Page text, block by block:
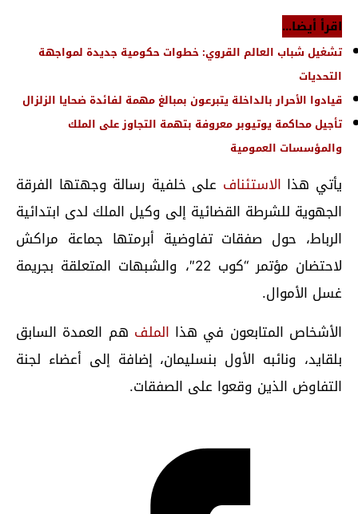
اقرأ أيضا...
تشغيل شباب العالم القروي: خطوات حكومية جديدة لمواجهة
التحديات
قيادوا الأحرار بالداخلة يتبرعون بمبالغ مهمة لفائدة ضحايا الزلزال
تأجيل محاكمة يوتيوبر معروفة بتهمة التجاوز على الملك
والمؤسسات العمومية
يأتي هذا الاستئناف على خلفية رسالة وجهتها الفرقة
الجهوية للشرطة القضائية إلى وكيل الملك لدى ابتدائية
الرباط، حول صفقات تفاوضية أبرمتها جماعة مراكش
لاحتضان مؤتمر “كوب 22″، والشبهات المتعلقة بجريمة
غسل الأموال.
الأشخاص المتابعون في هذا الملف هم العمدة السابق
بلقايد، ونائبه الأول بنسليمان، إضافة إلى أعضاء لجنة
التفاوض الذين وقعوا على الصفقات.